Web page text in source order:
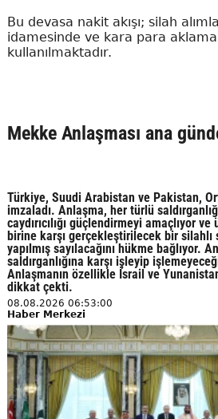
Bu devasa nakit akışı; silah
idamesinde ve kara para
kullanılmaktadır.
Mekke Anlaşması ana
Türkiye, Suudi Arabistan ve Pakistan,
imzaladı. Anlaşma, her türlü
caydırıcılığı güçlendirmeyi amaçlıyor
birine karşı gerçekleştirilecek bir silahlı
yapılmış sayılacağını hükme bağlıyor.
saldırganlığına karşı işleyip
Anlaşmanın özellikle İsrail ve
dikkat çekti.
08.08.2026 06:53:00
Haber Merkezi